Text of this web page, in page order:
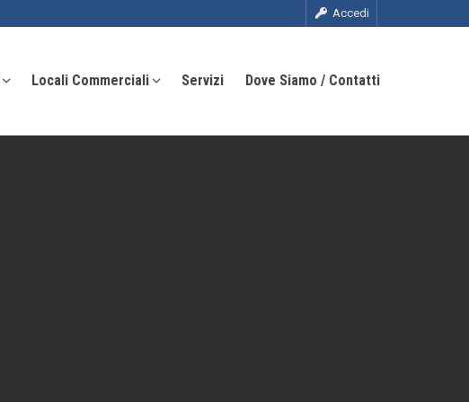
Accedi
Locali Commerciali Servizi Dove Siamo / Contatti